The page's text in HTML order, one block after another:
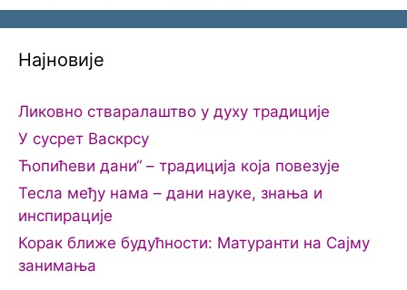
Најновије
Ликовно стваралаштво у духу традиције
У сусрет Васкрсу
Ћопићеви дани“ – традиција која повезује
Тесла међу нама – дани науке, знања и
инспирације
Корак ближе будућности: Матуранти на Сајму
занимања